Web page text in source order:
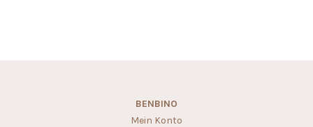
BENBINO
Mein Konto